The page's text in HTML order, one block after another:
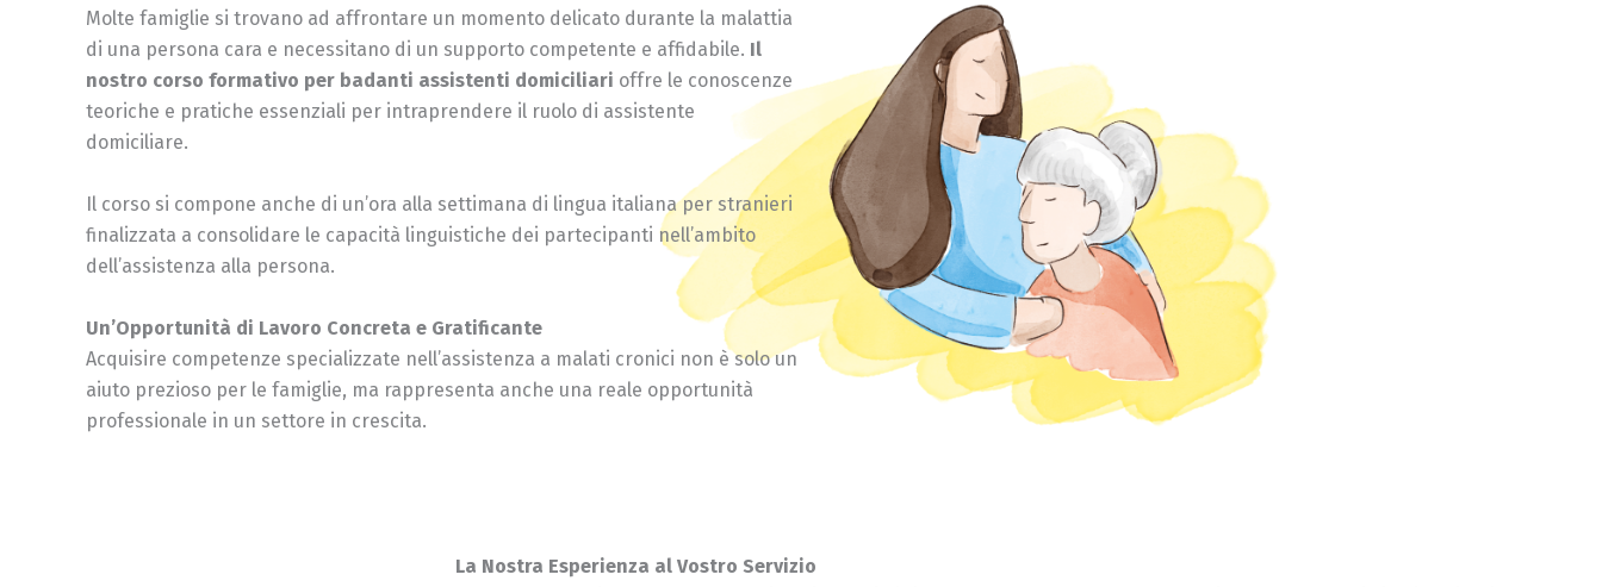
Molte famiglie si trovano ad affrontare un momento delicato durante la malattia
di una persona cara e necessitano di un supporto competente e affidabile. Il
nostro corso formativo per badanti assistenti domiciliari offre le conoscenze
teoriche e pratiche essenziali per intraprendere il ruolo di assistente
domiciliare.
Il corso si compone anche di un’ora alla settimana di lingua italiana per stranieri
finalizzata a consolidare le capacità linguistiche dei partecipanti nell’ambito
dell’assistenza alla persona.
Un’Opportunità di Lavoro Concreta e Gratificante
Acquisire competenze specializzate nell’assistenza a malati cronici non è solo un
aiuto prezioso per le famiglie, ma rappresenta anche una reale opportunità
professionale in un settore in crescita.
La Nostra Esperienza al Vostro Servizio